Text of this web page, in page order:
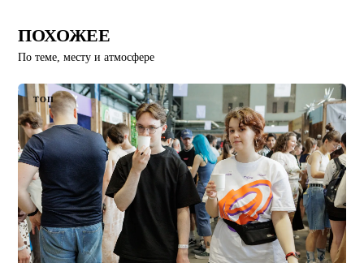
ПОХОЖЕЕ
По теме, месту и атмосфере
ТОП